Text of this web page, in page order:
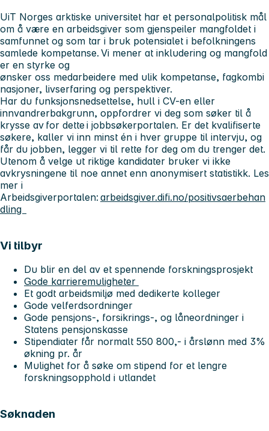
UiT Norges arktiske universitet har et personalpolitisk mål
om å være en arbeidsgiver som gjenspeiler mangfoldet i
samfunnet og som tar i bruk potensialet i befolkningens
samlede kompetanse. Vi mener at inkludering og mangfold
er en styrke og
ønsker oss medarbeidere med ulik kompetanse, fagkombi
nasjoner, livserfaring og perspektiver.
Har du funksjonsnedsettelse, hull i CV-en eller
innvandrerbakgrunn, oppfordrer vi deg som søker til å
krysse av for dette i jobbsøkerportalen. Er det kvalifiserte
søkere, kaller vi inn minst én i hver gruppe til intervju, og
får du jobben, legger vi til rette for deg om du trenger det.
Utenom å velge ut riktige kandidater bruker vi ikke
avkrysningene til noe annet enn anonymisert statistikk. Les
mer i
Arbeidsgiverportalen: arbeidsgiver.difi.no/positivsaerbehan
dling
Vi tilbyr
Du blir en del av et spennende forskningsprosjekt
Gode karrieremuligheter
Et godt arbeidsmiljø med dedikerte kolleger
Gode velferdsordninger
Gode pensjons-, forsikrings-, og låneordninger i
Statens pensjonskasse
Stipendiater får normalt 550 800,- i årslønn med 3%
økning pr. år
Mulighet for å søke om stipend for et lengre
forskningsopphold i utlandet
Søknaden